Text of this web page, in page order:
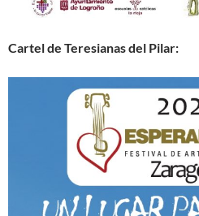
Cartel de Teresianas del Pilar: